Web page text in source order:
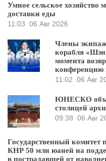
Умное сельское
доставки еды
11:03 06 Авг 2026
Члены
корабля
момента
конференцию
11:02 06 Авг
ЮНЕСКО
столицей
09:38 06 Авг
Государственный комитет
КНР 50 млн юаней на
в пострадавшей от